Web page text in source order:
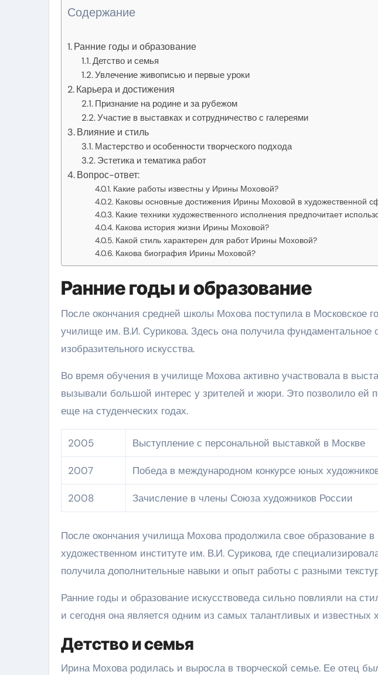
Содержание
Ранние годы и образование
Детство и семья
Увлечение живописью и первые уроки
Карьера и достижения
Признание на родине и за рубежом
Участие в выставках и сотрудничество с галереями
Влияние и стиль
Мастерство и особенности творческого подхода
Эстетика и тематика работ
Вопрос-ответ:
Какие работы известны у Ирины Моховой?
Каковы основные достижения Ирины Моховой в художественной
Какие техники художественного исполнения предпочитает
Какова история жизни Ирины Моховой?
Какой стиль характерен для работ Ирины Моховой?
Какова биография Ирины Моховой?
Ранние годы и образование
После окончания средней школы Мохова поступила в Московское
училище им. В.И. Сурикова. Здесь она получила фундаментальное
изобразительного искусства.
Во время обучения в училище Мохова активно участвовала в
вызывали большой интерес у зрителей и жюри. Это позволило ей
еще на студенческих годах.
2005 Выступление с персональной выставкой в Москве
2007 Победа в международном конкурсе юных
2008 Зачисление в члены Союза художников России
После окончания училища Мохова продолжила свое образование в
художественном институте им. В.И. Сурикова, где
получила дополнительные навыки и опыт работы с разными
Ранние годы и образование искусствоведа сильно повлияли на
и сегодня она является одним из самых талантливых и известных
Детство и семья
Ирина Мохова родилась и выросла в творческой семье. Ее отец